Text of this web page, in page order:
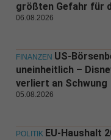
größten Gefahr für
06.08.2026
FINANZEN US-
uneinheitlich –
verliert an Schwung
05.08.2026
POLITIK EU-Haushalt